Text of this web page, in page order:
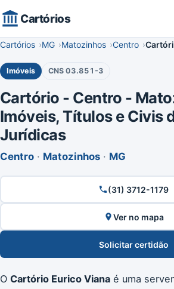
Cartórios
Cartórios MG Matozinhos Centro
Imóveis CNS 03.851-3
Cartório - Centro -
Imóveis, Títulos e Civis
Jurídicas
Centro · Matozinhos · MG
(31) 3712-1179
Ver no mapa
Solicitar certidão
O Cartório Eurico Viana é uma